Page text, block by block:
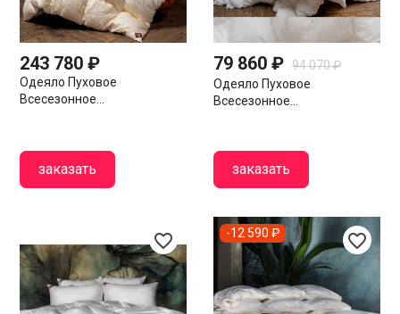
243 780 ₽
Одеяло Пуховое
Всесезонное...
заказать
79 860 ₽ 94 070 ₽
Одеяло Пуховое
Всесезонное...
заказать
favorite_border favorite_border
-12 590 ₽